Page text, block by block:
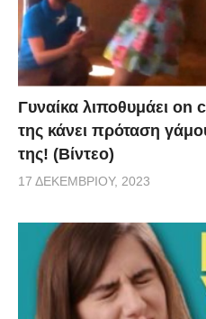
Γυναίκα λιποθυμάει
της κάνει πρόταση
της! (Βίντεο)
17 ΔΕΚΕΜΒΡΊΟΥ, 2023